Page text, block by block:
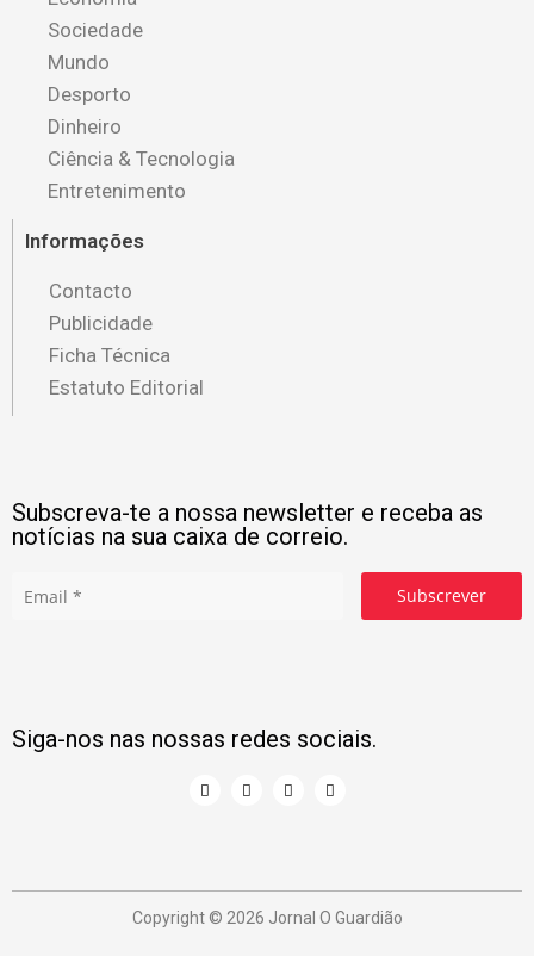
Sociedade
Mundo
Desporto
Dinheiro
Ciência & Tecnologia
Entretenimento
Informações
Contacto
Publicidade
Ficha Técnica
Estatuto Editorial
Subscreva-te a nossa newsletter e receba as
notícias na sua caixa de correio.
Subscrever
Siga-nos nas nossas redes sociais.
Copyright © 2026 Jornal O Guardião